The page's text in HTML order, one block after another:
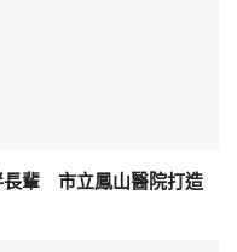
輩 市立鳳山醫院打造